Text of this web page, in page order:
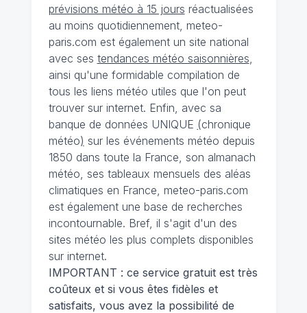
prévisions météo à 15 jours réactualisées
au moins quotidiennement, meteo-
paris.com est également un site national
avec ses tendances météo saisonnières,
ainsi qu'une formidable compilation de
tous les liens météo utiles que l'on peut
trouver sur internet. Enfin, avec sa
banque de données UNIQUE (chronique
météo) sur les événements météo depuis
1850 dans toute la France, son almanach
météo, ses tableaux mensuels des aléas
climatiques en France, meteo-paris.com
est également une base de recherches
incontournable. Bref, il s'agit d'un des
sites météo les plus complets disponibles
sur internet.
IMPORTANT : ce service gratuit est très
coûteux et si vous êtes fidèles et
satisfaits, vous avez la possibilité de